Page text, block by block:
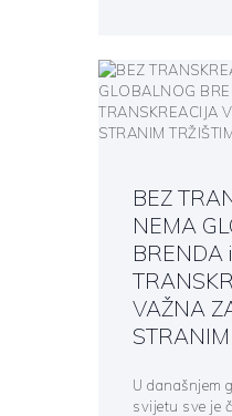
BEZ
NEMA
BRENDA
VAŽNA
U današnjem
svijetu sve je